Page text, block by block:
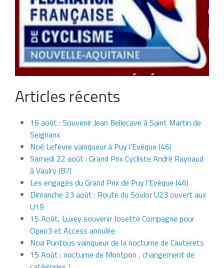
Articles récents
16 août : Souvenir Jean Bellecave à Saint Martin de
Seignanx
Noé Lefevre vainqueur à Puy l’Evêque (46)
Samedi 22 août : Grand Prix Cycliste André Raynaud
à Vaulry (87)
Les engagés du Grand Prix de Puy l’Evèque (46)
Dimanche 23 août : Route du Soulor U23 ouvert aux
U19
15 Août, Luxey souvenir Josette Compagne pour
Open3 et Access annulée
Noa Puntous vainqueur de la nocturne de Cauterets
15 Août : nocturne de Montpon , changement de